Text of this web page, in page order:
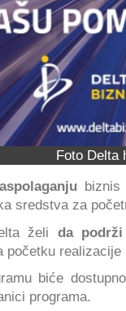
Foto Delta
biznis
sredstva za
želi da
početku
biće
programa.